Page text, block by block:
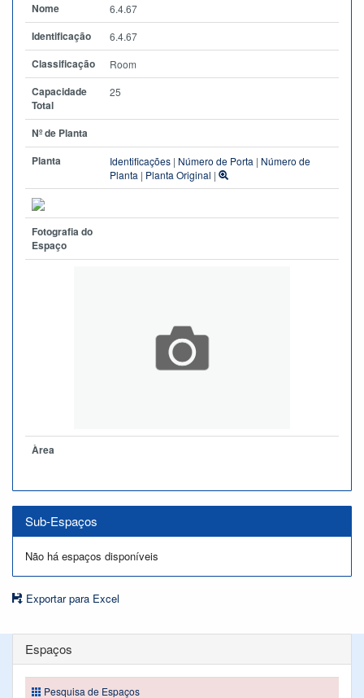
Nome
6.4.67
Identificação 6.4.67
Classificação Room
Capacidade
Total
25
Nº de Planta
Planta
Identificações | Número de Porta | Número de
Planta | Planta Original |
Fotografia do
Espaço
Àrea
Sub-Espaços
Não há espaços disponíveis
Exportar para Excel
Espaços
Pesquisa de Espaços